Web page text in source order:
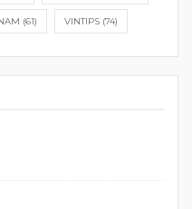
(61) VINTIPS (74)